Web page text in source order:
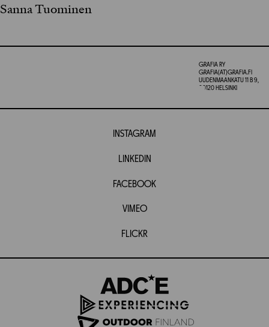
Sanna Tuominen
GRAFIA RY
GRAFIA(AT)GRAFIA.FI
UUDENMAANKATU 11 B 9,
00120 HELSINKI
INSTAGRAM
LINKEDIN
FACEBOOK
VIMEO
FLICKR